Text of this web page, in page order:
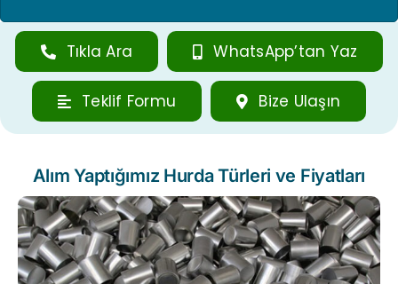
Tıkla Ara WhatsApp’tan Yaz
Teklif Formu Bize Ulaşın
Alım Yaptığımız Hurda Türleri ve Fiyatları